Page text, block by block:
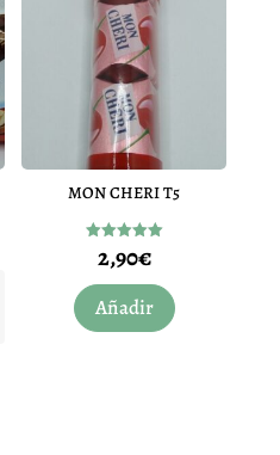
MON CHERI T5
Valorado
con
2,90€
Añadir